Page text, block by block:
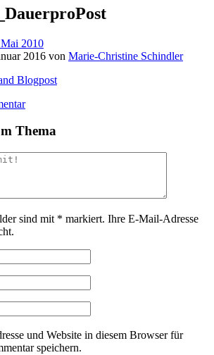
2010
2016 von Marie-Christine Schindler
Thema
sind mit * markiert. Ihre E-Mail-Adresse
und Website in diesem Browser für
speichern.